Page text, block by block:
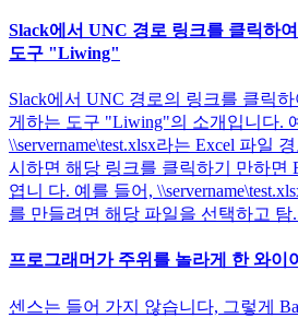
Slack에서 UNC 경로 링크를 클릭하
도구 "Liwing"
Slack에서 UNC 경로의 링크를 클릭
게하는 도구 "Liwing"의 소개입니다.
\\servername\test.xlsx라는 Excel 파일
시하면 해당 링크를 클릭하기 만하면
엽니 다. 예를 들어,
를 만들려면 해당 파일을 선택하고 탐
프로그래머가 주위를 놀라게 한 와이
센스는 들어 가지 않습니다, 그렇게